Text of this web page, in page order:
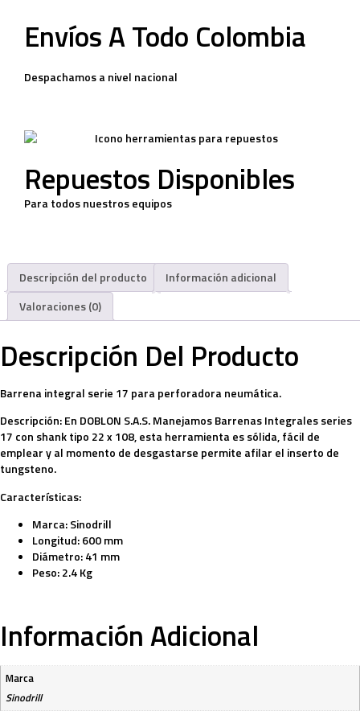
Envíos A Todo Colombia
Despachamos a nivel nacional
Repuestos Disponibles
Para todos nuestros equipos
Descripción del producto
Información adicional
Valoraciones (0)
Descripción Del Producto
Barrena integral serie 17 para perforadora neumática.
Descripción:En DOBLON S.A.S. Manejamos Barrenas Integrales series
17 con shank tipo 22 x 108, esta herramienta es sólida, fácil de
emplear y al momento de desgastarse permite afilar el inserto de
tungsteno.
Características:
Marca:Sinodrill
Longitud: 600 mm
Diámetro: 41 mm
Peso: 2.4 Kg
Información Adicional
Marca
Sinodrill